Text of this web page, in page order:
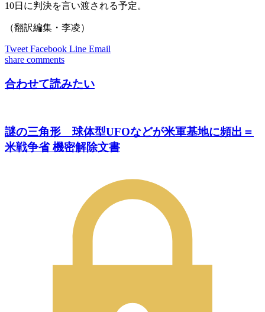
10日に判決を言い渡される予定。
（翻訳編集・李凌）
Tweet Facebook Line Email
share comments
合わせて読みたい
謎の三角形 球体型UFOなどが米軍基地に頻出＝
米戦争省 機密解除文書